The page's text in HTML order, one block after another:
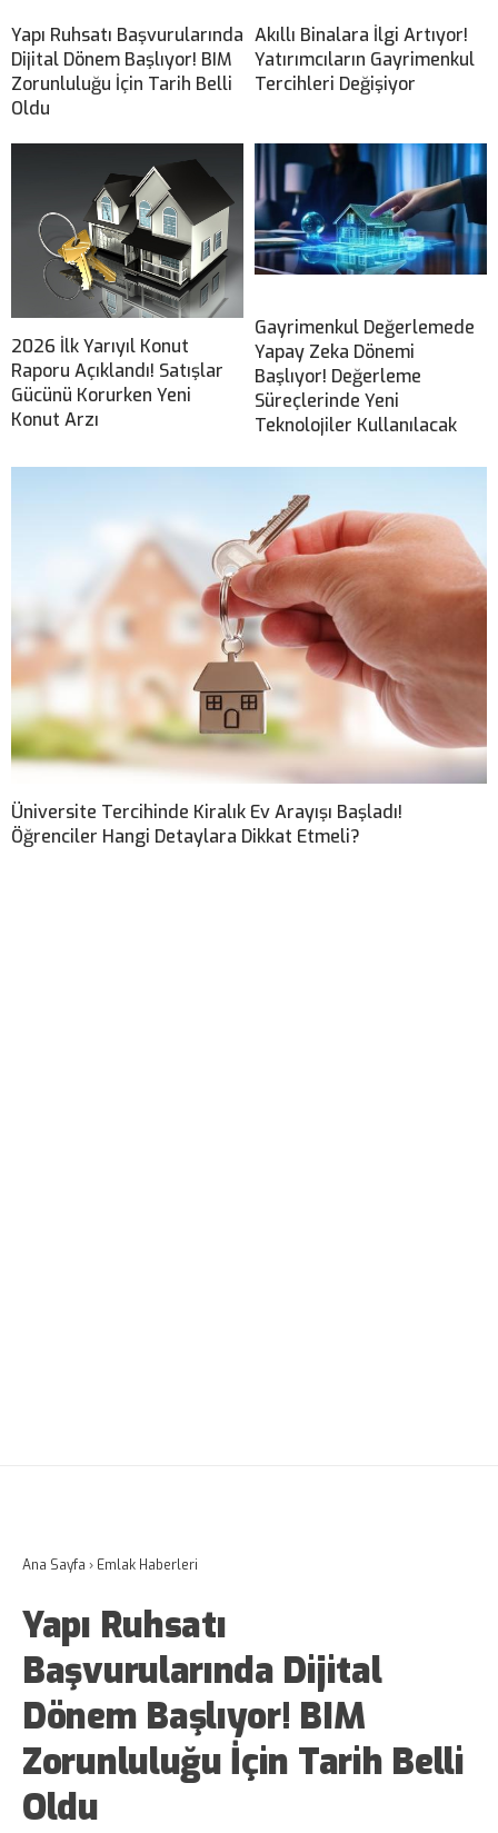
Yapı Ruhsatı Başvurularında
Dijital Dönem Başlıyor! BIM
Zorunluluğu İçin Tarih Belli
Oldu
Akıllı Binalara İlgi Artıyor!
Yatırımcıların Gayrimenkul
Tercihleri Değişiyor
2026 İlk Yarıyıl Konut
Raporu Açıklandı! Satışlar
Gücünü Korurken Yeni
Konut Arzı
Gayrimenkul Değerlemede
Yapay Zeka Dönemi
Başlıyor! Değerleme
Süreçlerinde Yeni
Teknolojiler Kullanılacak
Üniversite Tercihinde Kiralık Ev Arayışı Başladı!
Öğrenciler Hangi Detaylara Dikkat Etmeli?
Ana Sayfa › Emlak Haberleri
Yapı Ruhsatı
Başvurularında Dijital
Dönem Başlıyor! BIM
Zorunluluğu İçin Tarih Belli
Oldu